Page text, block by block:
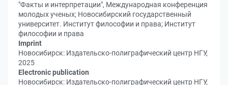
"Факты и интерпретации", Международная конференция
молодых ученых; Новосибирский государственный
университет. Институт философии и права; Институт
философии и права
Imprint
Новосибирск: Издательско-полиграфический центр НГУ,
2025
Electronic publication
Новосибирск: Издательско-полиграфический центр НГУ,